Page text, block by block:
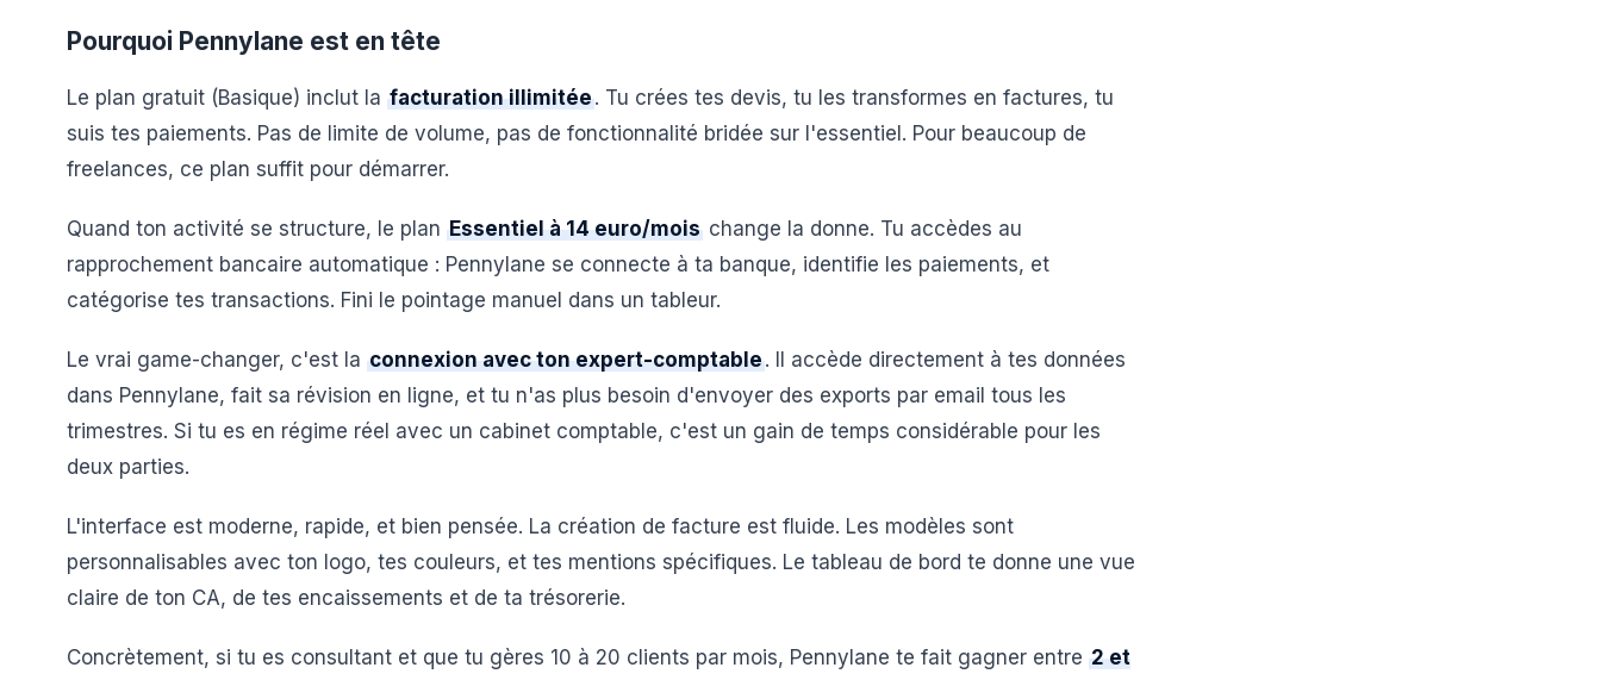
Pourquoi Pennylane est en tête
Le plan gratuit (Basique) inclut la facturation illimitée. Tu crées tes devis, tu les transformes en factures, tu
suis tes paiements. Pas de limite de volume, pas de fonctionnalité bridée sur l'essentiel. Pour beaucoup de
freelances, ce plan suffit pour démarrer.
Quand ton activité se structure, le plan Essentiel à 14 euro/mois change la donne. Tu accèdes au
rapprochement bancaire automatique : Pennylane se connecte à ta banque, identifie les paiements, et
catégorise tes transactions. Fini le pointage manuel dans un tableur.
Le vrai game-changer, c'est la connexion avec ton expert-comptable. Il accède directement à tes données
dans Pennylane, fait sa révision en ligne, et tu n'as plus besoin d'envoyer des exports par email tous les
trimestres. Si tu es en régime réel avec un cabinet comptable, c'est un gain de temps considérable pour les
deux parties.
L'interface est moderne, rapide, et bien pensée. La création de facture est fluide. Les modèles sont
personnalisables avec ton logo, tes couleurs, et tes mentions spécifiques. Le tableau de bord te donne une vue
claire de ton CA, de tes encaissements et de ta trésorerie.
Concrètement, si tu es consultant et que tu gères 10 à 20 clients par mois, Pennylane te fait gagner entre 2 et